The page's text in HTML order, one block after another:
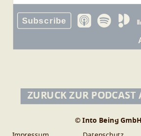
© Into Being GmbH